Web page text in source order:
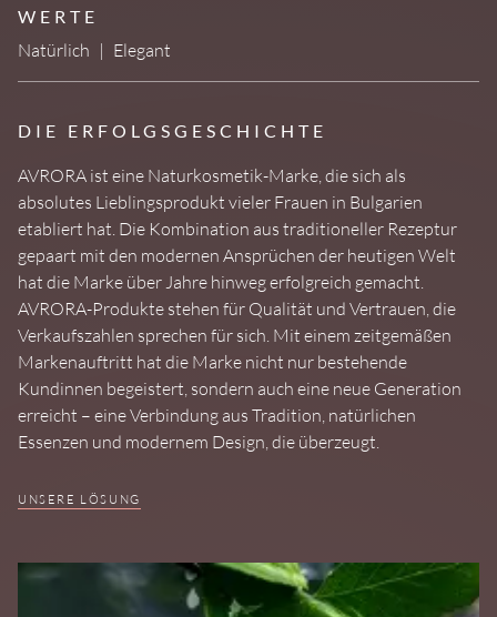
DIE ERFOLGSGESCHICHTE
AVRORA ist eine Naturkosmetik-Marke, die sich als
absolutes Lieblingsprodukt vieler Frauen in Bulgarien
etabliert hat. Die Kombination aus traditioneller Rezeptur
gepaart mit den modernen Ansprüchen der heutigen Welt
hat die Marke über Jahre hinweg erfolgreich gemacht.
AVRORA-Produkte stehen für Qualität und Vertrauen, die
Verkaufszahlen sprechen für sich. Mit einem zeitgemäßen
Markenauftritt hat die Marke nicht nur bestehende
Kundinnen begeistert, sondern auch eine neue Generation
erreicht – eine Verbindung aus Tradition, natürlichen
Essenzen und modernem Design, die überzeugt.
auf perfekte Art und Weise: Ein harmonisches
Zusammenspiel aus sanften Farben, filigranen Illustrationen
UNSERE LÖSUNG
WERTE
Natürlich | Elegant